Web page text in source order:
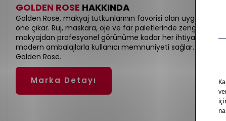
GOLDEN ROSE HAKKINDA
Golden Rose, makyaj tutkunlarının favorisi olan uygun
öne çıkar. Ruj, maskara, oje ve far paletlerinde zengin renk
makyajdan profesyonel görünüme kadar her ihtiyaca hitap
modern ambalajlarla kullanıcı memnuniyeti sağlar. Renkli
Golden Rose.
Marka Detayı